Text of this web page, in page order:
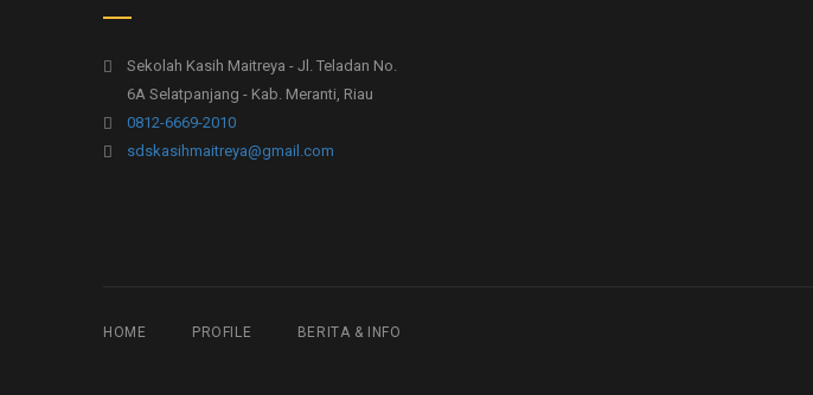
Sekolah Kasih Maitreya - Jl. Teladan No.
6A Selatpanjang - Kab. Meranti, Riau
0812-6669-2010
sdskasihmaitreya@gmail.com
HOME PROFILE BERITA & INFO